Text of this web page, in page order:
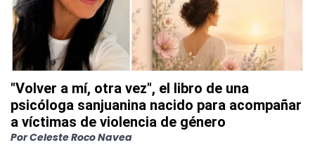
"Volver a mí, otra vez", el libro de una
psicóloga sanjuanina nacido para acompañar
a víctimas de violencia de género
PorCeleste Roco Navea